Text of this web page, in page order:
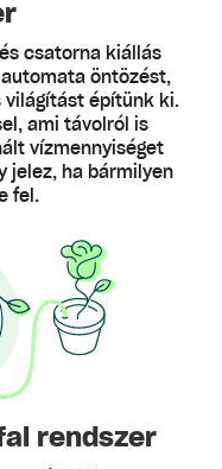
csatorna kiállás
öntözést,
világítást építünk ki.
ami távolról is
vízmennyiséget
jelez, ha bármilyen
fel.
rendszer